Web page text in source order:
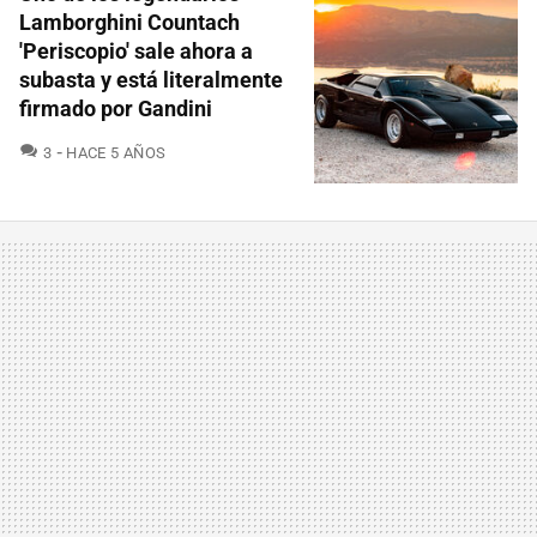
Lamborghini Countach
'Periscopio' sale ahora a
subasta y está literalmente
firmado por Gandini
3 COMENTARIOS
HACE 5 AÑOS